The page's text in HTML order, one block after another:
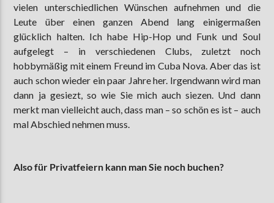
vielen unterschiedlichen Wünschen aufnehmen und die
Leute über einen ganzen Abend lang einigermaßen
glücklich halten. Ich habe Hip-Hop und Funk und Soul
aufgelegt – in verschiedenen Clubs, zuletzt noch
hobbymäßig mit einem Freund im Cuba Nova. Aber das ist
auch schon wieder ein paar Jahre her. Irgendwann wird man
dann ja gesiezt, so wie Sie mich auch siezen. Und dann
merkt man vielleicht auch, dass man – so schön es ist – auch
mal Abschied nehmen muss.
Also für Privatfeiern kann man Sie noch buchen?